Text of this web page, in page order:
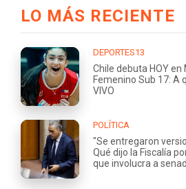
LO MÁS RECIENTE
DEPORTES13
Chile debuta HOY en
Femenino Sub 17: A
VIVO
POLÍTICA
"Se entregaron
Qué dijo la Fiscalía
que involucra a